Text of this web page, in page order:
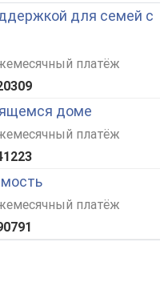
для семей с
платёж
доме
платёж
платёж